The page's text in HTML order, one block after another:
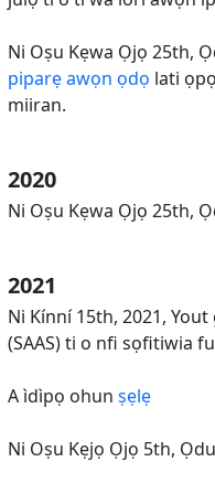
Ni Oṣu Kẹwa Ọjọ 25th,
piparẹ awọn ọdọ lati
miiran.
2020
Ni Oṣu Kẹwa Ọjọ 25th,
2021
Ni Kínní 15th, 2021,
(SAAS) ti o nfi sọfitiwia
A ìdìpọ ohun ṣẹlẹ
Ni Oṣu Kẹjọ Ọjọ 5th,